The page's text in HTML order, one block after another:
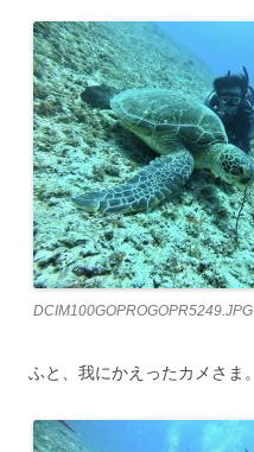
DCIM100GOPROGOPR5249.JPG
ふと、我にかえったカメさま。